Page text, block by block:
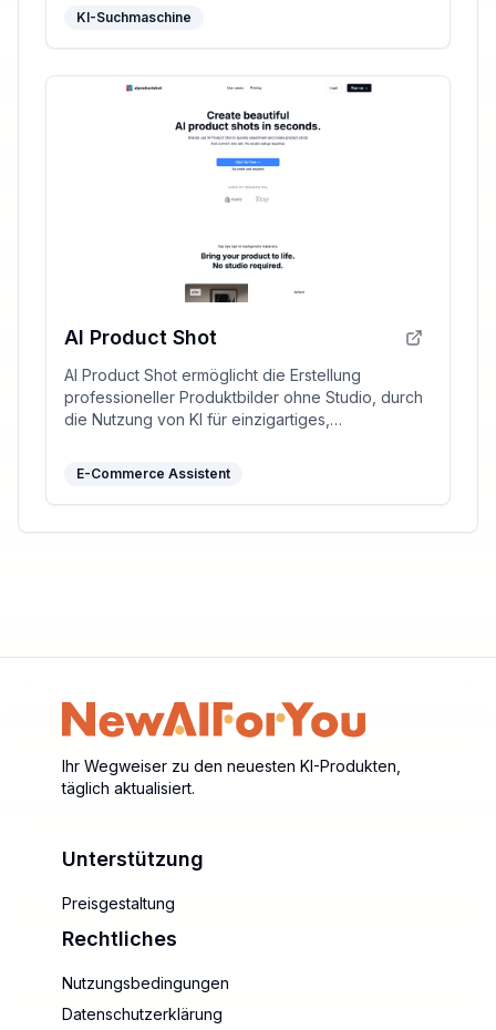
KI-Suchmaschine
AI Product Shot
AI Product Shot ermöglicht die Erstellung
professioneller Produktbilder ohne Studio, durch
die Nutzung von KI für einzigartiges,
E-Commerce Assistent
Ihr Wegweiser zu den neuesten KI-Produkten,
täglich aktualisiert.
Unterstützung
Preisgestaltung
Rechtliches
Nutzungsbedingungen
Datenschutzerklärung